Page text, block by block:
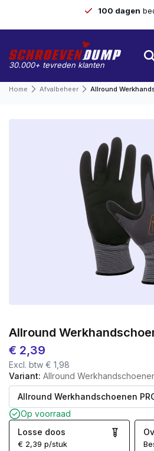
100 dagen
30.000+ tevreden klanten
Home Afvalbeheer Allround
Allround
€ 2,39
Excl. btw € 1,98
Variant: Allround
Op voorraad
Losse doos
€ 2,39 p/stuk